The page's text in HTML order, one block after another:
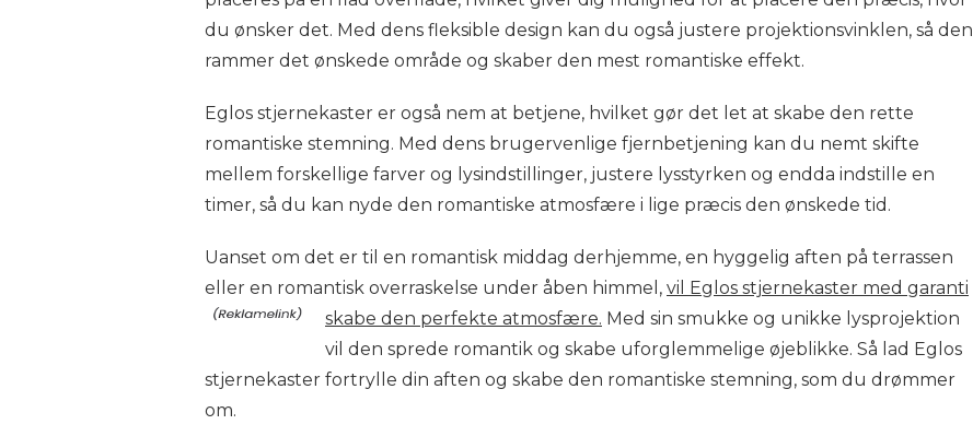
du ønsker det. Med dens fleksible design kan du også justere projektionsvinklen, så den
rammer det ønskede område og skaber den mest romantiske effekt.
Eglos stjernekaster er også nem at betjene, hvilket gør det let at skabe den rette
romantiske stemning. Med dens brugervenlige fjernbetjening kan du nemt skifte
mellem forskellige farver og lysindstillinger, justere lysstyrken og endda indstille en
timer, så du kan nyde den romantiske atmosfære i lige præcis den ønskede tid.
Uanset om det er til en romantisk middag derhjemme, en hyggelig aften på terrassen
eller en romantisk overraskelse under åben himmel, vil Eglos stjernekaster med garanti
skabe den perfekte atmosfære. Med sin smukke og unikke lysprojektion
vil den sprede romantik og skabe uforglemmelige øjeblikke. Så lad Eglos
stjernekaster fortrylle din aften og skabe den romantiske stemning, som du drømmer
om.